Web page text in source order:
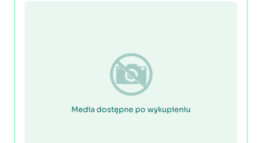
Media dostępne po wykupieniu